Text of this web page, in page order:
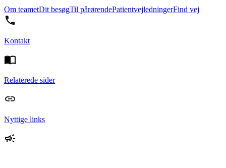
Om teametDit besøgTil pårørendePatientvejledningerFind vej
Kontakt
Relaterede sider
Nyttige links